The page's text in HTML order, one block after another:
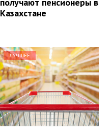
Казахстане
ЛУЧШЕЕ